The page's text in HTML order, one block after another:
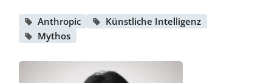
Anthropic
Künstliche Intelligenz
Mythos